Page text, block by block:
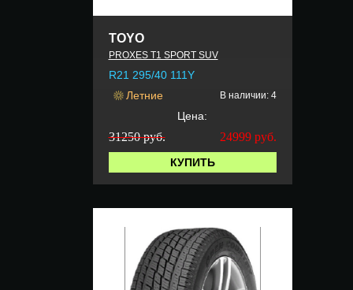
TOYO
PROXES T1 SPORT SUV
R21 295/40 111Y
Летние
В наличии: 4
Цена:
31250 руб. 24999 руб.
КУПИТЬ